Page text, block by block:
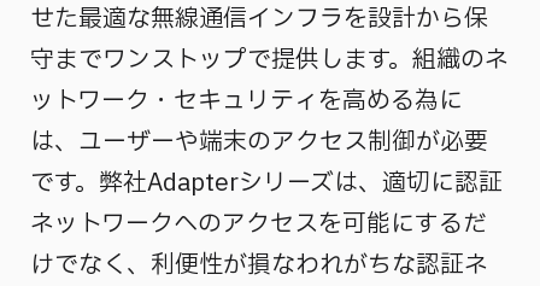
せた最適な無線通信インフラを設計から保
守までワンストップで提供します。組織のネ
ットワーク・セキュリティを高める為に
は、ユーザーや端末のアクセス制御が必要
です。弊社Adapterシリーズは、適切に認証
ネットワークへのアクセスを可能にするだ
けでなく、利便性が損なわれがちな認証ネ